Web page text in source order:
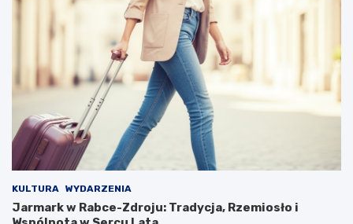
KULTURA WYDARZENIA
Jarmark w Rabce-Zdroju: Tradycja, Rzemiosło i